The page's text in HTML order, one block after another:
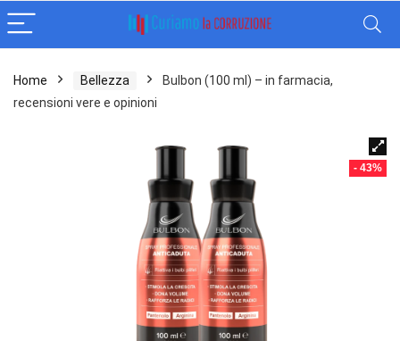
Home Bellezza
Bulbon (100 ml) – in farmacia,
recensioni vere e opinioni
- 43%